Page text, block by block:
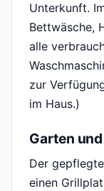
Unterkunft.
Bettwäsche,
alle
zur
im Haus.)
Garten
Der
einen